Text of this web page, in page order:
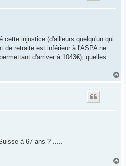
cette injustice (d'ailleurs quelqu'un qui
de retraite est inférieur à l'ASPA ne
d'arriver à 1043€), quelles
a
à 67 ans ? .....